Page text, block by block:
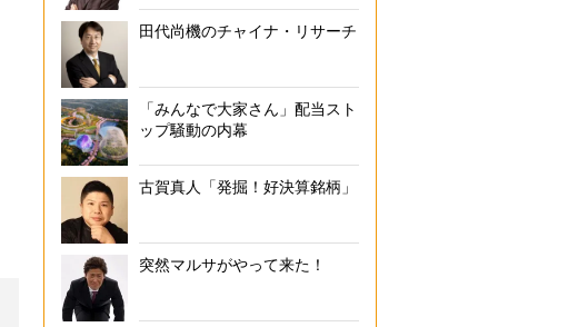
田代尚機のチャイナ・リサーチ
「みんなで大家さん」配当スト
ップ騒動の内幕
古賀真人「発掘！好決算銘柄」
突然マルサがやって来た！